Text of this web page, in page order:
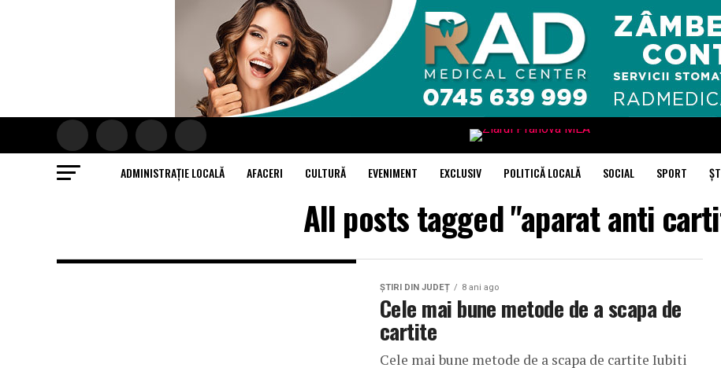
ADMINISTRAȚIE LOCALĂ AFACERI CULTURĂ EVENIMENT EXCLUSIV POLITICĂ LOCALĂ SOCIAL SPORT
All posts tagged "aparat anti
ȘTIRI DIN JUDEȚ 8 ani ago
Cele mai bune metode de a scapa de
cartite
Cele mai bune metode de a scapa de cartite Iubiti